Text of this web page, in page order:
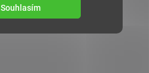
Souhlasím